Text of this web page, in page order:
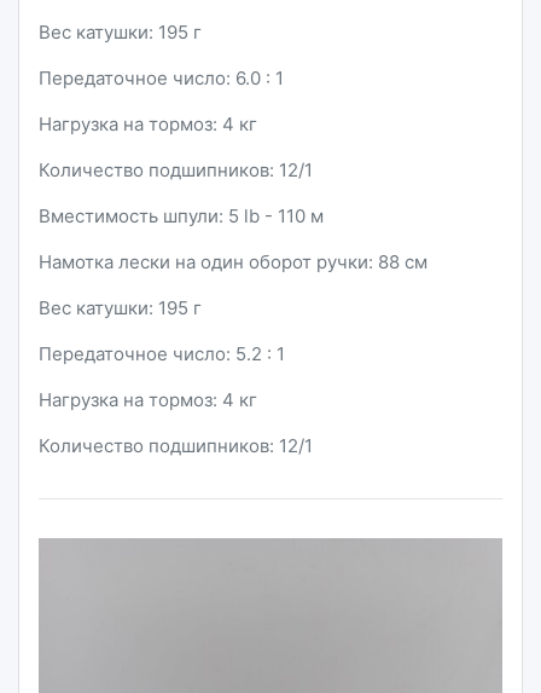
Вес катушки: 195 г
Передаточное число: 6.0 : 1
Нагрузка на тормоз: 4 кг
Количество подшипников: 12/1
Вместимость шпули: 5 lb - 110 м
Намотка лески на один оборот ручки: 88 см
Вес катушки: 195 г
Передаточное число: 5.2 : 1
Нагрузка на тормоз: 4 кг
Количество подшипников: 12/1